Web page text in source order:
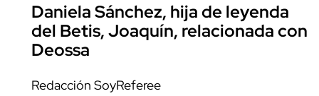
Daniela Sánchez, hija de leyenda
del Betis, Joaquín, relacionada con
Deossa
Redacción SoyReferee